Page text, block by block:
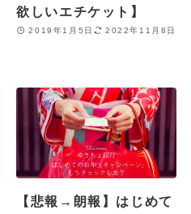
欲しいエチケット】
2019年1月5日 2022年11月8日
【悲報→朗報】はじめて